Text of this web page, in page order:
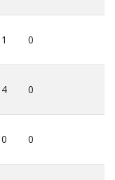
1 0
4 0
0 0